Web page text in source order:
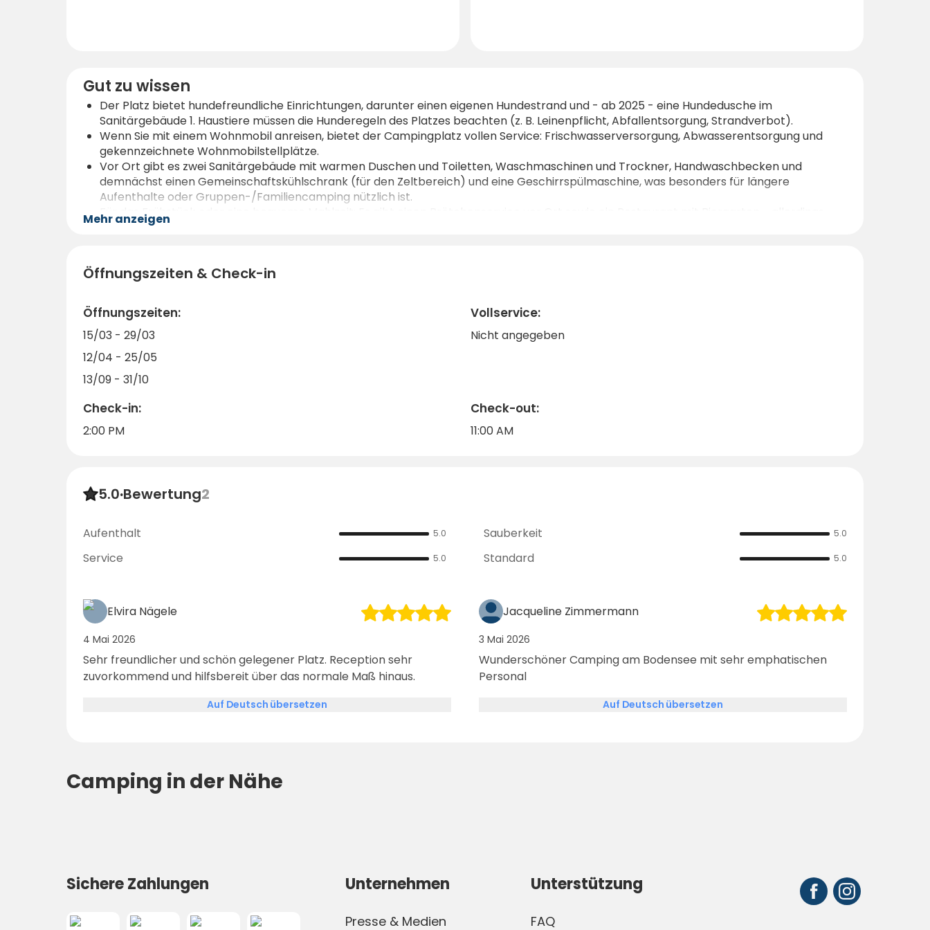
Gut zu wissen
Der Platz bietet hundefreundliche Einrichtungen, darunter einen eigenen Hundestrand und - ab 2025 - eine Hundedusche im
Sanitärgebäude 1. Haustiere müssen die Hunderegeln des Platzes beachten (z. B. Leinenpflicht, Abfallentsorgung, Strandverbot).
Wenn Sie mit einem Wohnmobil anreisen, bietet der Campingplatz vollen Service: Frischwasserversorgung, Abwasserentsorgung und
gekennzeichnete Wohnmobilstellplätze.
Vor Ort gibt es zwei Sanitärgebäude mit warmen Duschen und Toiletten, Waschmaschinen und Trockner, Handwaschbecken und
demnächst einen Gemeinschaftskühlschrank (für den Zeltbereich) und eine Geschirrspülmaschine, was besonders für längere
Aufenthalte oder Gruppen-/Familiencamping nützlich ist.
Für das Frühstück oder eine bequeme Mahlzeit: Es gibt einen Brötchenservice vor Ort sowie ein Restaurant mit Biergarten - allerdings
wird das Restaurant extern betrieben.
Das teilweise terrassenförmig angelegte, von Bäumen und Hecken umgebene Gelände bietet Schatten, Privatsphäre und ein ruhiges,
Mehr anzeigen
Öffnungszeiten & Check-in
Öffnungszeiten:
15/03 - 29/03
12/04 - 25/05
13/09 - 31/10
Vollservice:
Nicht angegeben
Check-in:
2:00 PM
Check-out:
11:00 AM
5.0·Bewertung2
Aufenthalt 5.0 Sauberkeit 5.0
Service 5.0 Standard 5.0
Elvira Nägele
4 Mai 2026
Sehr freundlicher und schön gelegener Platz. Reception sehr
zuvorkommend und hilfsbereit über das normale Maß hinaus.
Auf Deutsch übersetzen
Jacqueline Zimmermann
3 Mai 2026
Wunderschöner Camping am Bodensee mit sehr emphatischen
Personal
Auf Deutsch übersetzen
Camping in der Nähe
Sichere Zahlungen Unternehmen
Presse & Medien
Unterstützung
FAQ